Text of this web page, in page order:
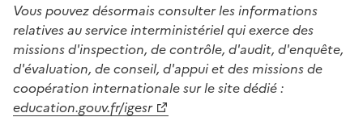
Vous pouvez désormais consulter les informations
relatives au service interministériel qui exerce des
missions d'inspection, de contrôle, d'audit, d'enquête,
d'évaluation, de conseil, d'appui et des missions de
coopération internationale sur le site dédié:
education.gouv.fr/igesr